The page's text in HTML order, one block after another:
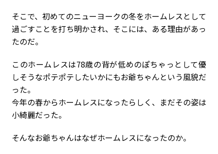
そこで、初めてのニューヨークの冬をホームレスとして
過ごすことを打ち明かされ、そこには、ある理由があっ
たのだ。
このホームレスは78歳の背が低めのぽちゃっとして優
しそうなポテポテしたいかにもお爺ちゃんという風貌だ
った。
今年の春からホームレスになったらしく、まだその姿は
小綺麗だった。
そんなお爺ちゃんはなぜホームレスになったのか。